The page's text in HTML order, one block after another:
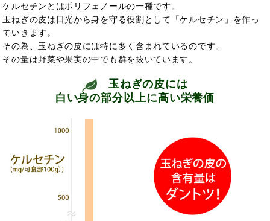
ケルセチンとはポリフェノールの一種です。
玉ねぎの皮は日光から身を守る役割として「ケルセチン」を作っ
ていきます。
その為、玉ねぎの皮には特に多く含まれているのです。
その量は野菜や果実の中でも群を抜いています。
玉ねぎの皮には
白い身の部分以上に高い栄養価